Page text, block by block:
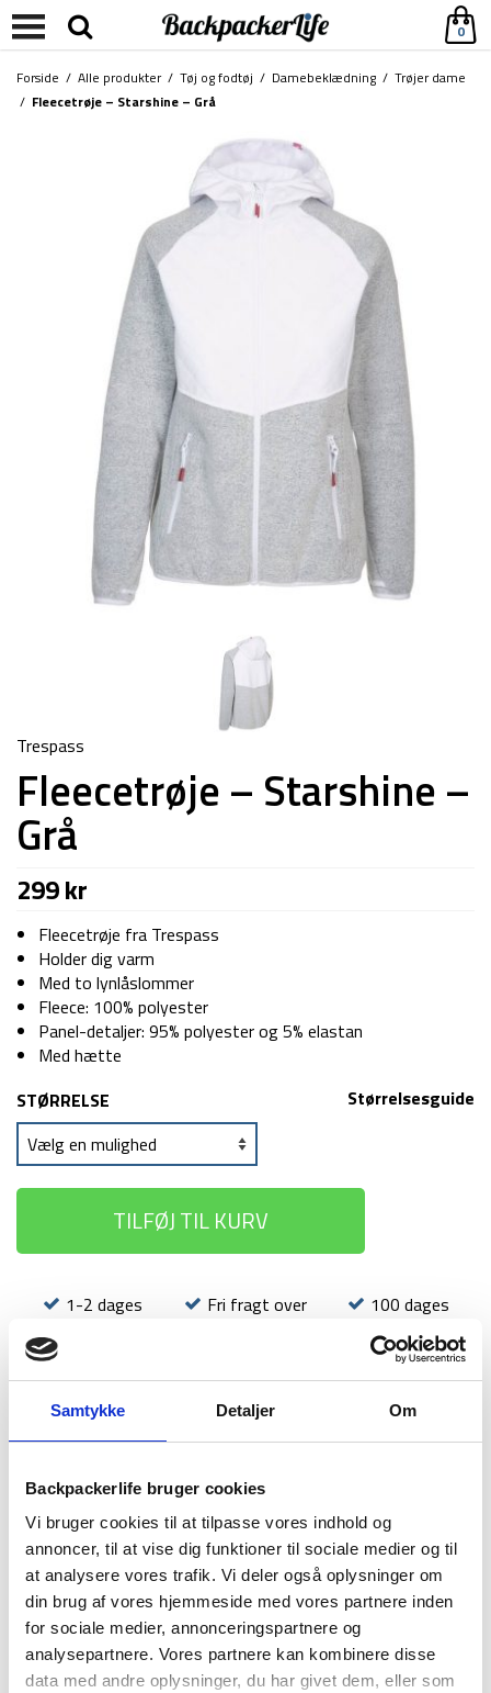
Samtykke Detaljer Om
Backpackerlife bruger cookies
Vi bruger cookies til at tilpasse vores indhold og
annoncer, til at vise dig funktioner til sociale medier og til
at analysere vores trafik. Vi deler også oplysninger om
din brug af vores hjemmeside med vores partnere inden
for sociale medier, annonceringspartnere og
analysepartnere. Vores partnere kan kombinere disse
data med andre oplysninger, du har givet dem, eller som
0
Forside / Alle produkter/ Tøj og fodtøj / Damebeklædning / Trøjer dame
/ Fleecetrøje – Starshine – Grå
Trespass
Fleecetrøje – Starshine –
Grå
299kr
Fleecetrøje fra Trespass
Holder dig varm
Med to lynlåslommer
Fleece: 100% polyester
Panel-detaljer: 95% polyester og 5% elastan
Med hætte
Størrelsesguide
STØRRELSE
TILFØJ TIL KURV
1-2 dages
Fri fragt over
100 dages
returret
BESKRIVELSE
YDERLIGERE INFORMATION
BRAND
FAQ
Starshine fleecetrøjen fra Trespass er et god bud på en
alsidig fleecejakke til dame. Den kan eksempelvis bruges som
en let jakke på kølige aftenener, eller som et ekstra varmt lag
under din jakke på outdoor tur eller rejse. Fleecetrøjen er også
oplagt som en let jakke til hverdagsbrug.